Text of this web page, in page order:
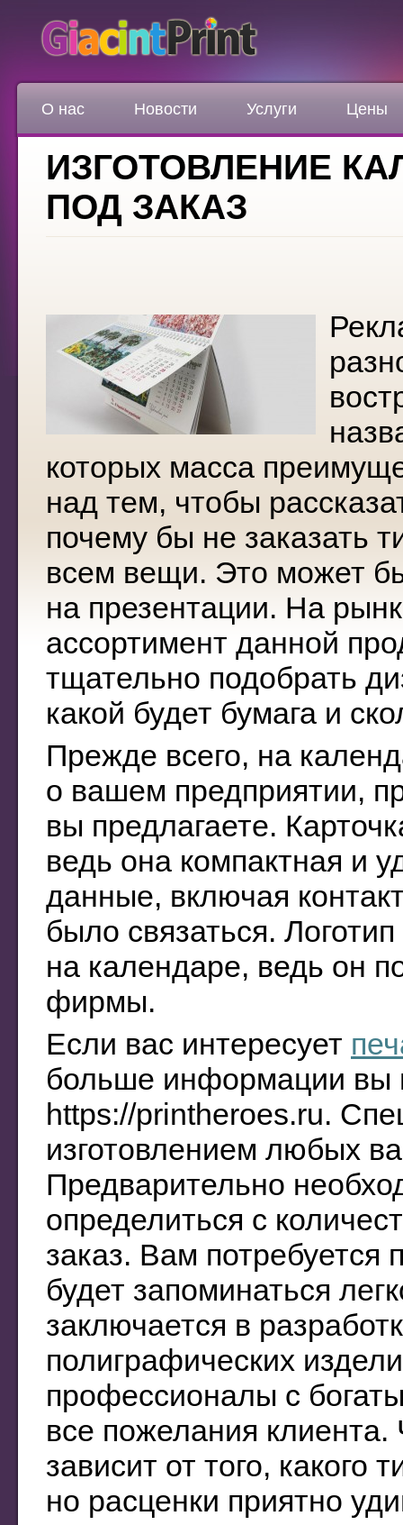
О нас Новости Услуги Цены
ИЗГОТОВЛЕНИЕ
ПОД ЗАКАЗ
которых масса
над тем, чтобы
почему бы не заказать
всем вещи. Это может
на презентации. На
ассортимент данной
тщательно подобрать
какой будет бумага и
Прежде всего, на
о вашем предприятии,
вы предлагаете.
ведь она компактная и
данные, включая
было связаться.
на календаре, ведь он
фирмы.
Если вас интересует
больше информации вы
https://printheroes.ru.
изготовлением любых
Предварительно
определиться с
заказ. Вам потребуется
будет запоминаться
заключается в
полиграфических
профессионалы с
все пожелания клиента.
зависит от того, какого
но расценки приятно